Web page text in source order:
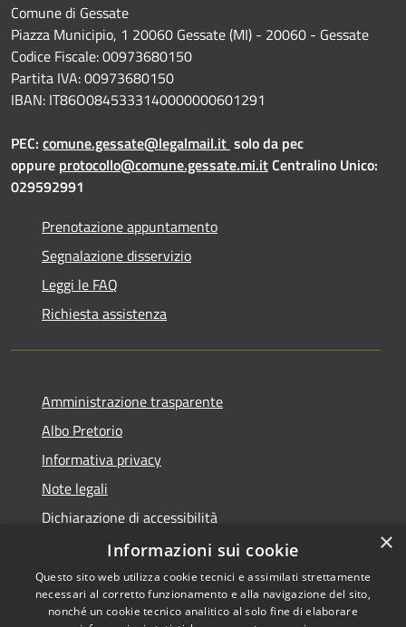
Comune di Gessate
Piazza Municipio, 1 20060 Gessate (MI) - 20060 - Gessate
Codice Fiscale: 00973680150
Partita IVA: 00973680150
IBAN: IT86O0845333140000000601291
PEC: comune.gessate@legalmail.it solo da pec
oppure protocollo@comune.gessate.mi.itCentralino Unico:
029592991
Prenotazione appuntamento
Segnalazione disservizio
Leggi le FAQ
Richiesta assistenza
Amministrazione trasparente
Albo Pretorio
Informativa privacy
Note legali
Dichiarazione di accessibilità
Dichiarazione di accessibilità dal 2025
×
Informazioni sui cookie
Questo sito web utilizza cookie tecnici e assimilati strettamente
necessari al corretto funzionamento e alla navigazione del sito,
nonché un cookie tecnico analitico al solo fine di elaborare